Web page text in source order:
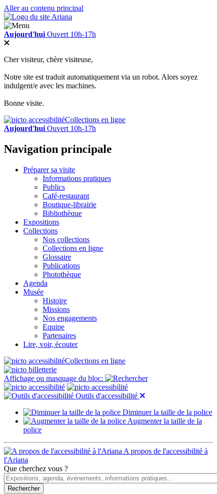
Aller au contenu principal
Aujourd'hui Ouvert 10h-17h
Cher visiteur, chère visiteuse,
Notre site est traduit automatiquement via un robot. Alors soyez
indulgent/e avec les machines.
Bonne visite.
Collections en ligne
Aujourd'hui Ouvert 10h-17h
Navigation principale
Préparer sa visite
Informations pratiques
Publics
Café-restaurant
Boutique-librairie
Bibliothèque
Expositions
Collections
Nos collections
Collections en ligne
Glossaire
Publications
Photothèque
Agenda
Musée
Histoire
Missions
Nos engagements
Equipe
Partenaires
Lire, voir, écouter
Collections en ligne
Affichage ou masquage du bloc:
Outils d'accessibilité
Diminuer la taille de la police
Augmenter la taille de la
police
A propos de l'accessibilité à
l'Ariana
Que cherchez vous ?